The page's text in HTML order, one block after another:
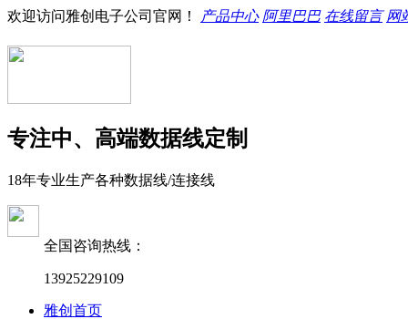
欢迎访问雅创电子公司官网！ 产品中心 阿里巴巴 在线留言 网
专注中、高端数据线定制
18年专业生产各种数据线/连接线
全国咨询热线：
13925229109
雅创首页